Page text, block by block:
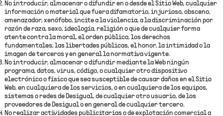
No introducir, almacenar o difundir en o desde el Sitio Web, cualquier
información o material que fuera difamatorio, injurioso, obsceno,
amenazador, xenófobo, incite a la violencia, a la discriminación por
razón de raza, sexo, ideología, religión o que de cualquier forma
atente contra la moral, el orden público, los derechos
fundamentales, las libertades públicas, el honor, la intimidad o la
imagen de terceros y en general la normativa vigente.
No introducir, almacenar o difundir mediante la Web ningún
programa, datos, virus, código, o cualquier otro dispositivo
electrónico o físico que sea susceptible de causar daños en el Sitio
Web, en cualquiera de los servicios, o en cualquiera de los equipos,
sistemas o redes de Desigual, de cualquier otro usuario, de los
proveedores de Desigual o en general de cualquier tercero.
No realizar actividades publicitarias o de explotación comercial a